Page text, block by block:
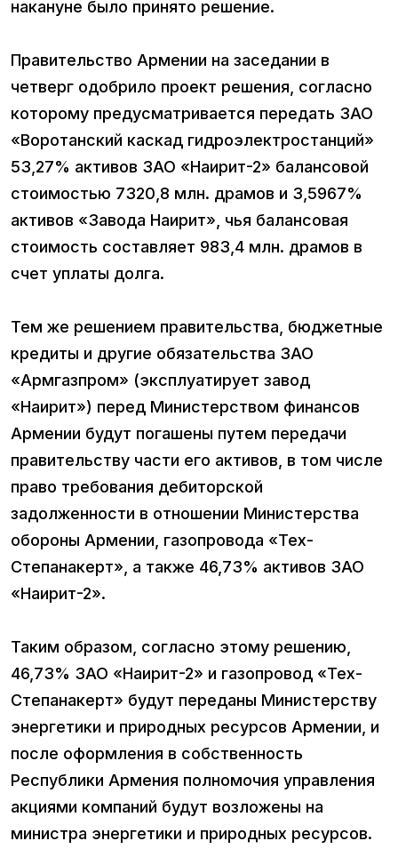
накануне было принято решение.
Правительство Армении на заседании в
четверг одобрило проект решения, согласно
которому предусматривается передать ЗАО
«Воротанский каскад гидроэлектростанций»
53,27% активов ЗАО «Наирит-2» балансовой
стоимостью 7320,8 млн. драмов и 3,5967%
активов «Завода Наирит», чья балансовая
стоимость составляет 983,4 млн. драмов в
счет уплаты долга.
Тем же решением правительства, бюджетные
кредиты и другие обязательства ЗАО
«Армгазпром» (эксплуатирует завод
«Наирит») перед Министерством финансов
Армении будут погашены путем передачи
правительству части его активов, в том числе
право требования дебиторской
задолженности в отношении Министерства
обороны Армении, газопровода «Тех-
Степанакерт», а также 46,73% активов ЗАО
«Наирит-2».
Таким образом, согласно этому решению,
46,73% ЗАО «Наирит-2» и газопровод «Тех-
Степанакерт» будут переданы Министерству
энергетики и природных ресурсов Армении, и
после оформления в собственность
Республики Армения полномочия управления
акциями компаний будут возложены на
министра энергетики и природных ресурсов.